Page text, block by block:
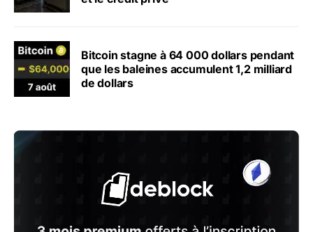
Bitcoin stagne à 64 000 dollars pendant
que les baleines accumulent 1,2 milliard
de dollars